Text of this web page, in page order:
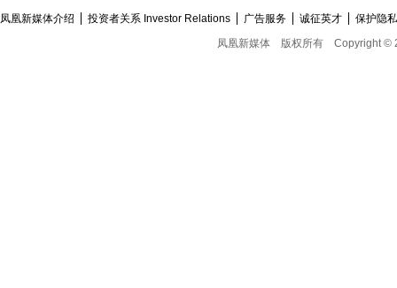
凤凰新媒体介绍 投资者关系 Investor Relations 广告服务 诚征英才
保护隐
凤凰新媒体
版权所有 Copyright ©